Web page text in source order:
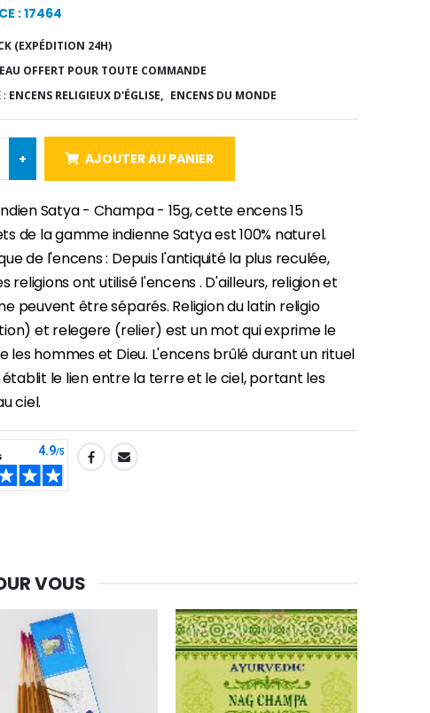
: 17464
(EXPÉDITION 24H)
OFFERT POUR TOUTE COMMANDE
: ENCENS RELIGIEUX D'ÉGLISE, ENCENS DU MONDE
+ AJOUTER AU PANIER
Satya - Champa - 15g, cette encens 15
de la gamme indienne Satya est 100% naturel.
de l'encens : Depuis l'antiquité la plus reculée,
religions ont utilisé l'encens . D'ailleurs, religion et
peuvent être séparés. Religion du latin religio
et relegere (relier) est un mot qui exprime le
les hommes et Dieu. L'encens brûlé durant un rituel
établit le lien entre la terre et le ciel, portant les
ciel.
VOUS